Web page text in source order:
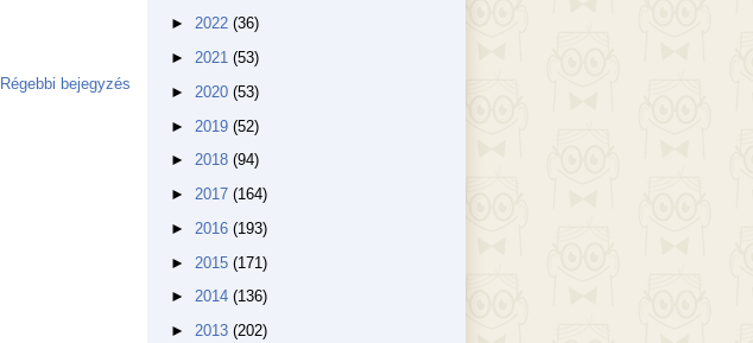
Régebbi bejegyzés
► 2022 (36)
► 2021 (53)
► 2020 (53)
► 2019 (52)
► 2018 (94)
► 2017 (164)
► 2016 (193)
► 2015 (171)
► 2014 (136)
► 2013 (202)